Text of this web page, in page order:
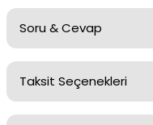
Soru & Cevap
Taksit Seçenekleri